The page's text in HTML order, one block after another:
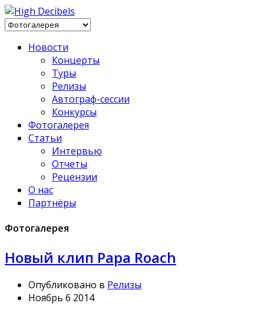
Новости
Концерты
Туры
Релизы
Автограф-сессии
Конкурсы
Фотогалерея
Статьи
Интервью
Отчеты
Рецензии
О нас
Партнёры
Фотогалерея
Новый клип Papa Roach
Опубликовано в Релизы
Ноябрь 6 2014